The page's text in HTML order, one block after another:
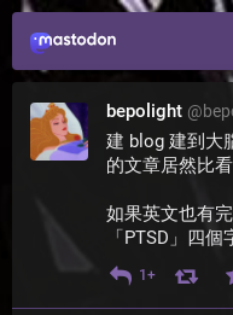
bepolight @
建 blog 建到大
的文章居然比
如果英文也有
「PTSD」四個
1+